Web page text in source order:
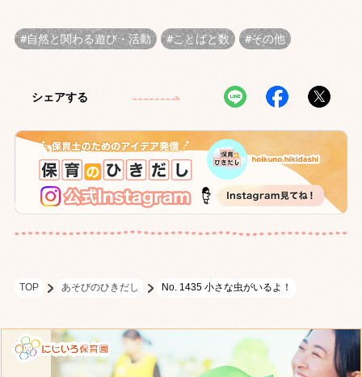
自然と関わる遊び・活動 ことばと数 その他
シェアする
TOP あそびのひきだし No. 1435 小さな虫がいるよ！